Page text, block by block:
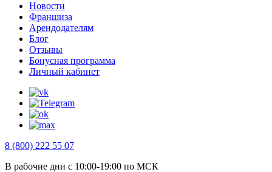
Новости
Франшиза
Арендодателям
Блог
Отзывы
Бонусная программа
Личный кабинет
8 (800) 222 55 07
В рабочие дни с 10:00-19:00 по МСК